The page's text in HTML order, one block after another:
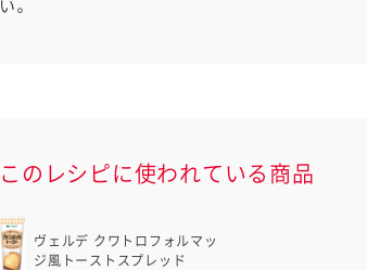
い。
このレシピに使われている商品
ヴェルデ クワトロフォルマッ
ジ風トーストスプレッド